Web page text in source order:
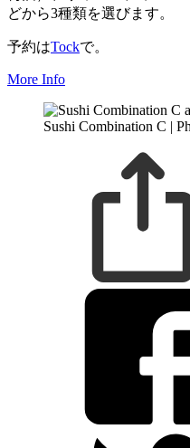
どから3種類を選びます。
予約はTockで。
More Info
Sushi Combination C |